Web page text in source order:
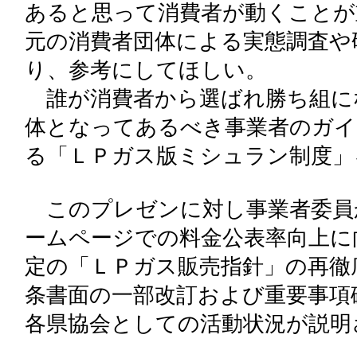
あると思って消費者が動くこと
元の消費者団体による実態調査
り、参考にしてほしい。
誰が消費者から選ばれ勝ち組
体となってあるべき事業者のガ
る「ＬＰガス版ミシュラン制度
このプレゼンに対し事業者委
ームページでの料金公表率向上
定の「ＬＰガス販売指針」の再
条書面の一部改訂および重要事
各県協会としての活動状況が説